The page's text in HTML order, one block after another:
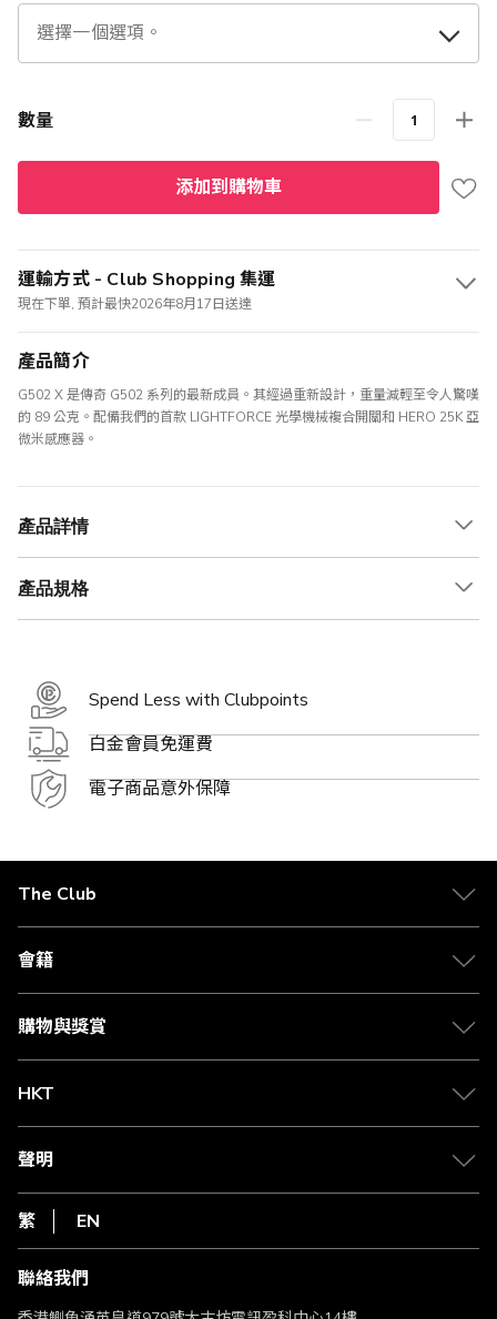
數量
添加到購物車
運輸方式 - Club Shopping 集運
現在下單, 預計最快2026年8月17日送達
產品簡介
G502 X 是傳奇 G502 系列的最新成員。其經過重新設計，重量減輕至令人驚嘆
的 89 公克。配備我們的首款 LIGHTFORCE 光學機械複合開關和 HERO 25K 亞
微米感應器。
產品詳情
產品規格
Spend Less with Clubpoints
白金會員免運費
電子商品意外保障
The Club
關於 The Club
合作夥伴
媒體中心
會籍
會籍及專屬禮遇
賺取積分
購物與獎賞
物流與配送
Club Shopping 商品領取站
常見問題
HKT
csl.
1010
HKT
聲明
私隱聲明
使用條款
條款及細則
不歧視及不騷擾聲明
認可牌照及通告
繁 EN
聯絡我們